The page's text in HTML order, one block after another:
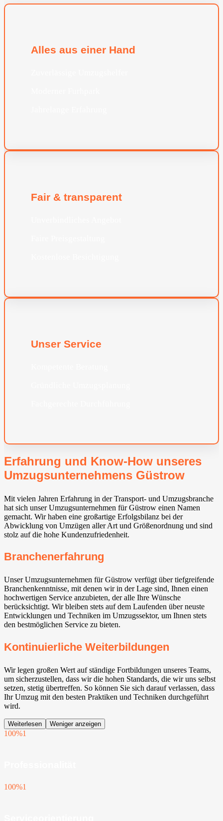
Alles aus einer Hand
Fair & transparent
Unser Service
Erfahrung und Know-How unseres
Umzugsunternehmens Güstrow
Mit vielen Jahren Erfahrung in der Transport- und Umzugsbranche
hat sich unser Umzugsunternehmen für Güstrow einen Namen
gemacht. Wir haben eine großartige Erfolgsbilanz bei der
Abwicklung von Umzügen aller Art und Größenordnung und sind
stolz auf die hohe Kundenzufriedenheit.
Branchenerfahrung
Unser Umzugsunternehmen für Güstrow verfügt über tiefgreifende
Branchenkenntnisse, mit denen wir in der Lage sind, Ihnen einen
hochwertigen Service anzubieten, der alle Ihre Wünsche
berücksichtigt. Wir bleiben stets auf dem Laufenden über neuste
Entwicklungen und Techniken im Umzugssektor, um Ihnen stets
den bestmöglichen Service zu bieten.
Kontinuierliche Weiterbildungen
Wir legen großen Wert auf ständige Fortbildungen unseres Teams,
um sicherzustellen, dass wir die hohen Standards, die wir uns selbst
setzen, stetig übertreffen. So können Sie sich darauf verlassen, dass
Ihr Umzug mit den besten Praktiken und Techniken durchgeführt
wird.
Weiterlesen Weniger anzeigen
100%1
100%1